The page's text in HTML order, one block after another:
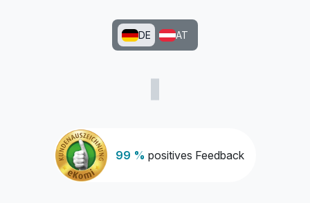
99 % positives Feedback
DE AT